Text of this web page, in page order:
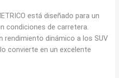
está diseñado para un
condiciones de carretera.
rendimiento dinámico a los SUV
convierte en un excelente